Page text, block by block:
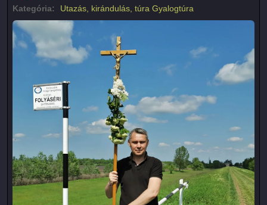
Kategória:
Utazás, kirándulás, túra Gyalogtúra